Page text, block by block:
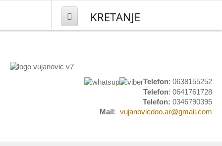
Telefon: 0638155252
Telefon: 0641761728
Telefon: 0346790395
Mail: vujanovicdoo.ar@gmail.com
KRETANJE
PROIZVODI